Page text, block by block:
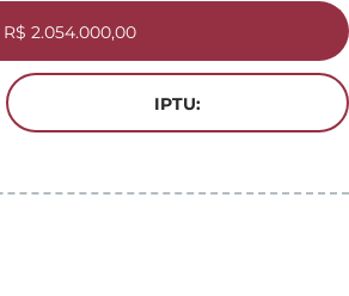
R$ 2.054.000,00
IPTU: